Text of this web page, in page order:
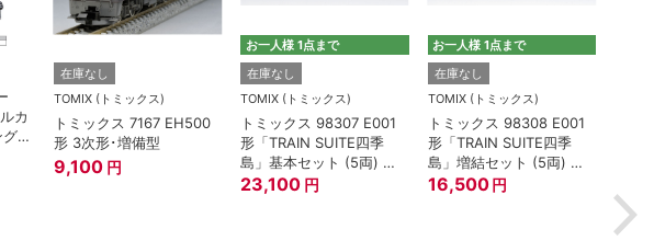
カ
バ
在庫なし
TOMIX (トミックス)
トミックス 7167 EH500
形 3次形･増備型
9,100 円
お一人様 1点まで
在庫なし
TOMIX (トミックス)
トミックス 98307 E001
形「TRAIN SUITE四季
島」基本セット (5両) 鉄
道模型
23,100 円
お一人様 1点まで
在庫なし
TOMIX (トミックス)
トミックス 98308 E001
形「TRAIN SUITE四季
島」増結セット (5両) 鉄
道模型
16,500 円